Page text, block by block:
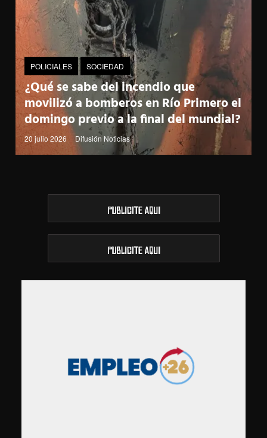
POLICIALES SOCIEDAD
¿Qué se sabe del incendio que
movilizó a bomberos en Río Primero el
domingo previo a la final del mundial?
20 julio 2026 Difusión Noticias